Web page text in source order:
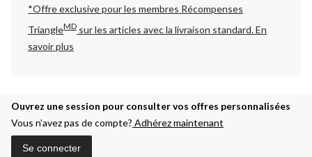
*Offre exclusive pour les membres Récompenses
TriangleMD sur les articles avec la livraison standard.En
savoir plus
Ouvrez une session pour consulter vos offres personnalisées
Vous n’avez pas de compte? Adhérez maintenant
Se connecter